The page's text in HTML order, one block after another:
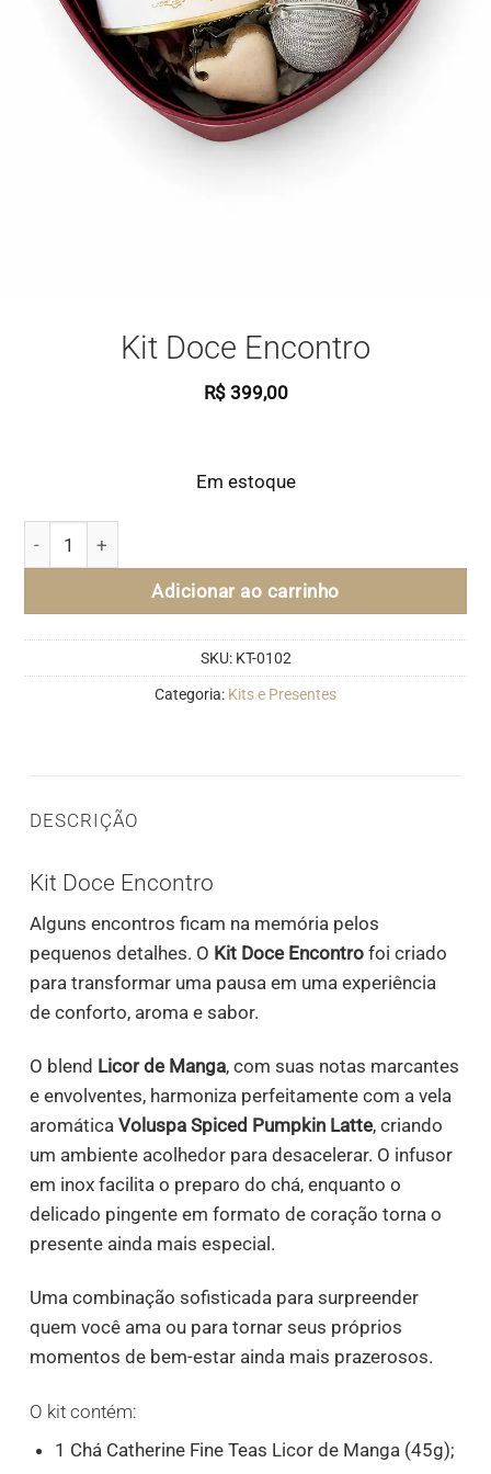
Kit Doce Encontro
R$399,00
Em estoque
Adicionar ao carrinho
SKU: KT-0102
Categoria: Kits e Presentes
DESCRIÇÃO
Kit Doce Encontro
Alguns encontros ficam na memória pelos
pequenos detalhes. O Kit Doce Encontro foi criado
para transformar uma pausa em uma experiência
de conforto, aroma e sabor.
O blend Licor de Manga, com suas notas marcantes
e envolventes, harmoniza perfeitamente com a vela
aromáticaVoluspa Spiced Pumpkin Latte, criando
um ambiente acolhedor para desacelerar. O infusor
em inox facilita o preparo do chá, enquanto o
delicado pingente em formato de coração torna o
presente ainda mais especial.
Uma combinação sofisticada para surpreender
quem você ama ou para tornar seus próprios
momentos de bem-estar ainda mais prazerosos.
O kit contém:
1 Chá Catherine Fine Teas Licor de Manga (45g);